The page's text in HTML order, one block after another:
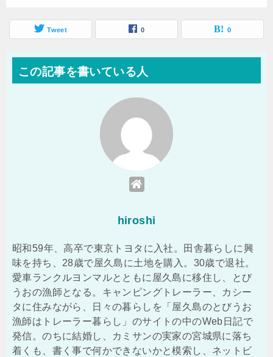
Tweet 0 0
この記事を書いている人
hiroshi
昭和59年、高卒で東京トヨタに入社。田舎暮らしに興
味を持ち、28歳で屋久島に土地を購入。30歳で退社。
愛車ランクルヨンマルとともに屋久島に移住し、とび
うおの漁師となる。キャンピングトレーラー、カシー
タに住みながら、日々の暮らしを「屋久島のとびうお
漁師はトレーラー暮らし」のサイトの中のWeb日記で
発信。のちに結婚し、カミサンの実家の宮城県に落ち
着くも、書く事で何かできないかと模索し、ネットビ